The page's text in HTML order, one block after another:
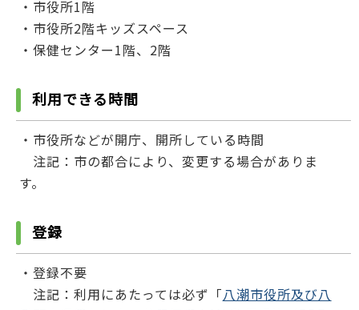
・市役所1階
・市役所2階キッズスペース
・保健センター1階、2階
利用できる時間
・市役所などが開庁、開所している時間
注記：市の都合により、変更する場合がありま
す。
登録
・登録不要
注記：利用にあたっては必ず「八潮市役所及び八